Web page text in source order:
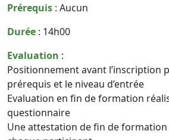
Prérequis : Aucun
Durée : 14h00
Evaluation :
Positionnement avant l’inscription
prérequis et le niveau d’entrée
Evaluation en fin de formation
questionnaire
Une attestation de fin de formation